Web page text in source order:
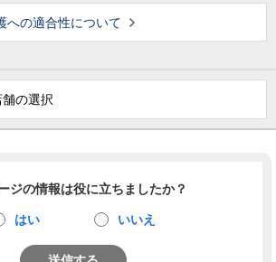
への適合性について
舗の選択
ジの情報は役に立ちましたか？
はい いいえ